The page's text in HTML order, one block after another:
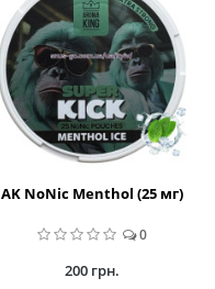
AK NoNic Menthol (25 мг)
0
200 грн.